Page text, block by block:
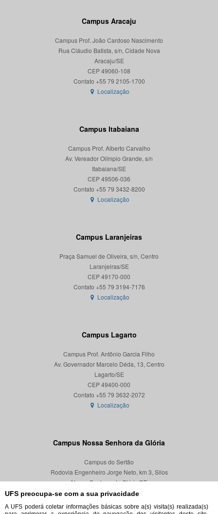
UFS preocupa-se com a sua privacidade
A UFS poderá coletar informações básicas sobre a(s) visita(s) realizada(s)
Campus Aracaju
Campus Prof. João Cardoso Nascimento
Rua Cláudio Batista, s/n, Cidade Nova
Aracaju/SE
CEP 49060-108
Localização
Campus Itabaiana
Campus Prof. Alberto Carvalho
Av. Vereador Olímpio Grande, s/n
Itabaiana/SE
CEP 49506-036
Localização
Campus Laranjeiras
Praça Samuel de Oliveira, s/n, Centro
Laranjeiras/SE
CEP 49170-000
Localização
Campus Lagarto
Campus Prof. Antônio Garcia Filho
Av. Governador Marcelo Déda, 13, Centro
Lagarto/SE
CEP 49400-000
Localização
Campus Nossa Senhora da Glória
Campus do Sertão
Rodovia Engenheiro Jorge Neto, km 3, Silos
Nossa Senhora da Glória/SE
CEP 49680-000